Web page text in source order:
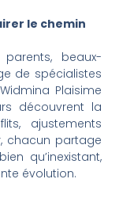
le chemin
beaux-
de spécialistes
Plaisime
découvrent la
ajustements
chacun partage
qu’inexistant,
évolution.